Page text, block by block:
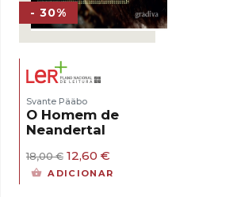
- 30%
Svante Pääbo
O Homem de
Neandertal
18,00€ O
preço
original
12,60 €
preço
atual
ADICIONAR